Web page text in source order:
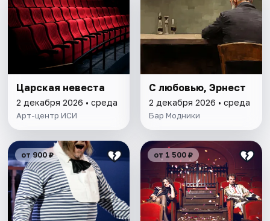
Царская невеста
2 декабря 2026 • среда
Арт-центр ИСИ
С любовью, Эрнест
2 декабря 2026 • среда
Бар Модники
от 900 ₽ от 1 500 ₽